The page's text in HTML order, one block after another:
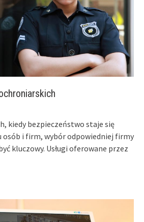
kiedy bezpieczeństwo staje się
i firm, wybór odpowiedniej firmy
kluczowy. Usługi oferowane przez